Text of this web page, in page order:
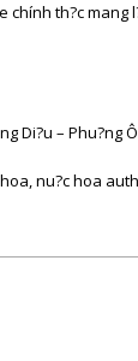
chính th?c
Di?u – Phu?ng
nu?c hoa